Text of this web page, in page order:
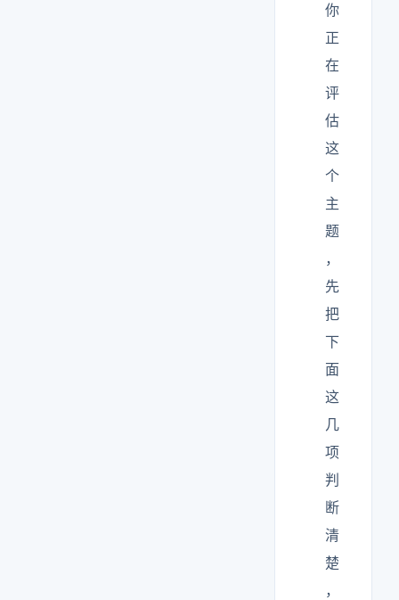
你
正
在
评
估
这
个
主
题
，
先
把
下
面
这
几
项
判
断
清
楚
，